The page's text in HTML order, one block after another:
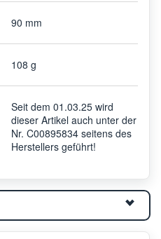
90 mm
108 g
Seit dem 01.03.25 wird
dieser Artikel auch unter der
Nr. C00895834 seitens des
Herstellers geführt!